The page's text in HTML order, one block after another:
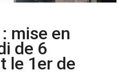
mise en
de 6
le 1er de